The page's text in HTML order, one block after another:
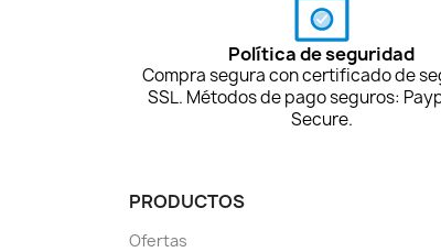
Política de seguridad
Compra segura con certificado de
SSL. Métodos de pago seguros:
Secure.
PRODUCTOS
Ofertas